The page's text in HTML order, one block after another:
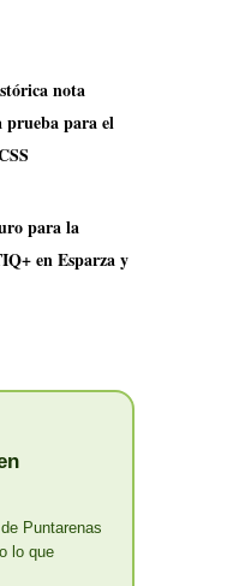
nota
prueba para el
para la
en Esparza y
Puntarenas
lo que